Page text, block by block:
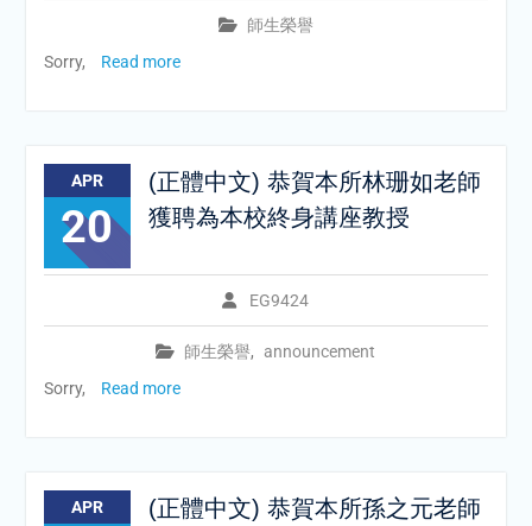
師生榮譽
Sorry,
Read more
APR
20
(正體中文) 恭賀本所林珊如老師
獲聘為本校終身講座教授
EG9424
師生榮譽, announcement
Sorry,
Read more
APR
(正體中文) 恭賀本所孫之元老師